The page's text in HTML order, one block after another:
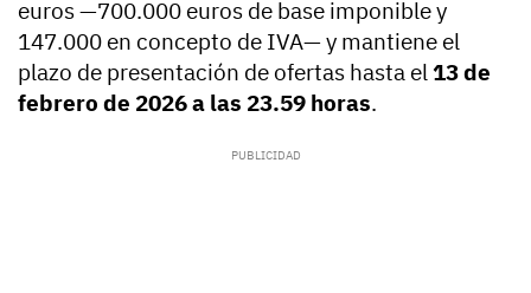
euros —700.000 euros de base imponible y
147.000 en concepto de IVA— y mantiene el
plazo de presentación de ofertas hasta el 13 de
febrero de 2026 a las 23.59 horas.